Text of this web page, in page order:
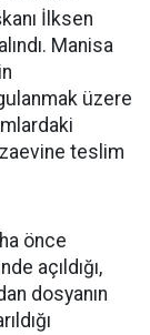
İlksen
Manisa
üzere
teslim
önce
açıldığı,
dosyanın